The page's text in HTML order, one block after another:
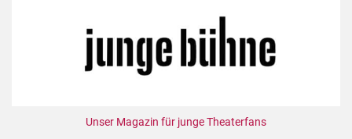
Unser Magazin für junge Theaterfans